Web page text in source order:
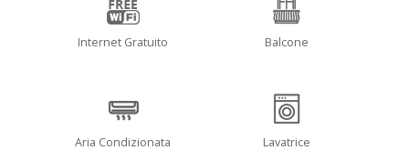
Internet Gratuito Balcone
Aria Condizionata Lavatrice